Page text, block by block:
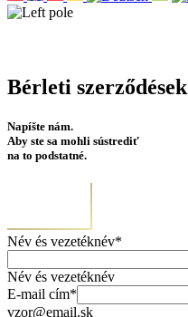
Bérleti szerződések
Napíšte nám.
Aby ste sa mohli sústrediť
na to podstatné.
Név és vezetéknév*
Név és vezetéknév
E-mail cím*
vzor@email.sk